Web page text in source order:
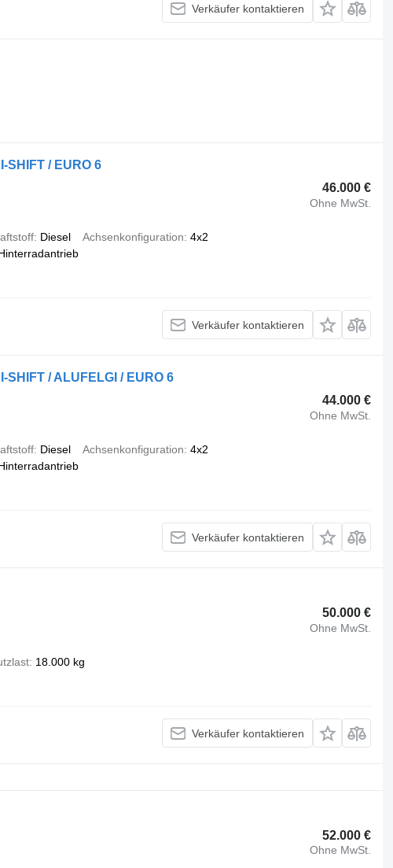
Verkäufer kontaktieren
SHIFT / EURO 6
46.000 €
Ohne MwSt.
Diesel Achsenkonfiguration 4x2
Verkäufer kontaktieren
SHIFT / ALUFELGI / EURO 6
44.000 €
Ohne MwSt.
Diesel Achsenkonfiguration 4x2
Verkäufer kontaktieren
50.000 €
Ohne MwSt.
18.000 kg
Verkäufer kontaktieren
52.000 €
Ohne MwSt.